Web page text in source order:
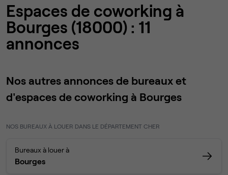
Espaces de coworking à
Bourges (18000) : 11
annonces
Nos autres annonces de bureaux et
d'espaces de coworking à Bourges
NOS BUREAUX À LOUER DANS LE DÉPARTEMENT CHER
Bureaux à louer à
Bourges